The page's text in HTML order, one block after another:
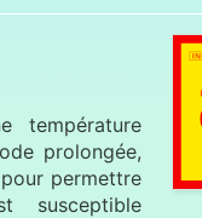
température
prolongée,
permettre
susceptible